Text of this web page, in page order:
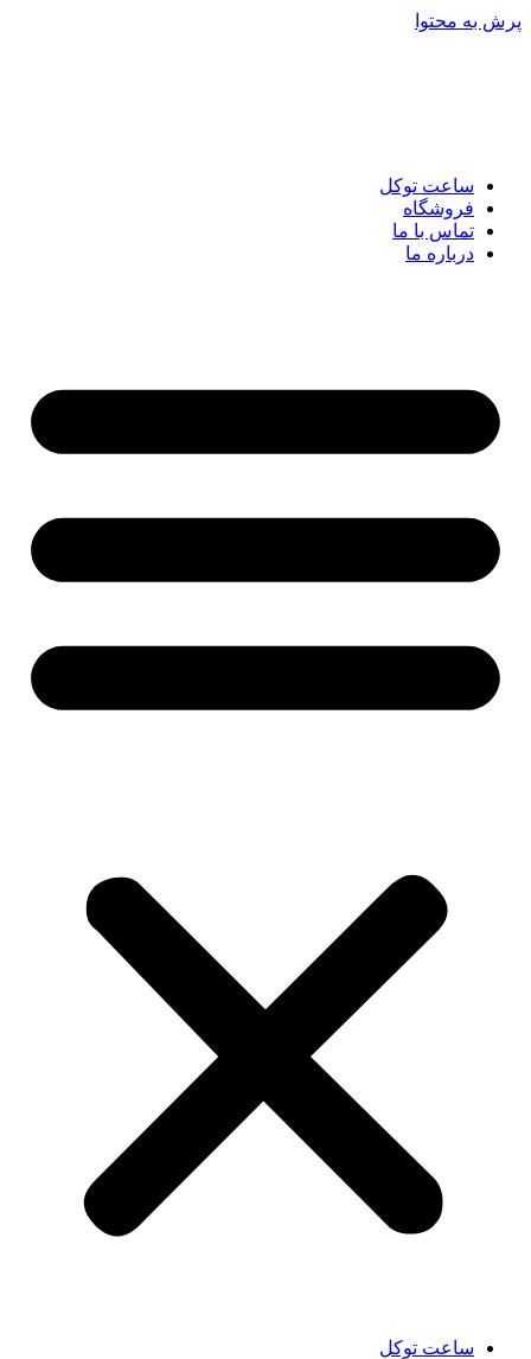
پرش به محتوا
ساعت توکل
فروشگاه
تماس با ما
درباره ما
ساعت توکل